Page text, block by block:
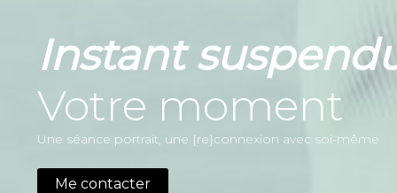
Instant
Votre moment
Une séance portrait, une {re}connexion avec soi-même
Me contacter